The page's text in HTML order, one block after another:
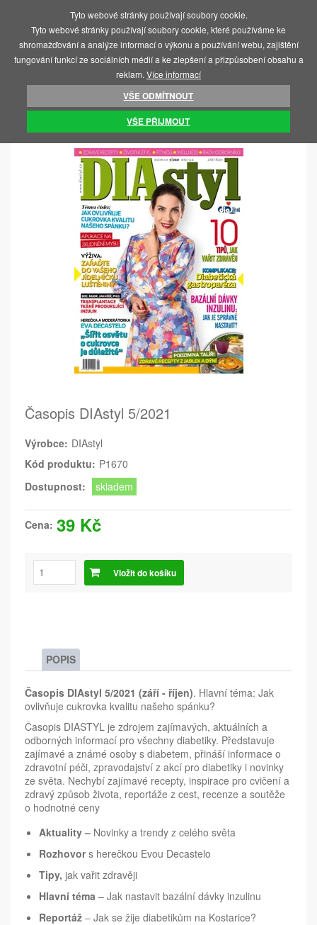
ÚVOD KNIHY A ČASOPISY ČASOPISY
Časopis DIAstyl 5/2021
Výrobce: DIAstyl
Kód produktu: P1670
Dostupnost:
skladem
Cena: 39 Kč
Vložit do košíku
POPIS
Časopis DIAstyl 5/2021 (září - říjen). Hlavní téma: Jak
ovlivňuje cukrovka kvalitu našeho spánku?
Časopis DIASTYL je zdrojem zajímavých, aktuálních a
odborných informací pro všechny diabetiky. Představuje
zajímavé a známé osoby s diabetem, přináší informace o
zdravotní péči, zpravodajství z akcí pro diabetiky i novinky
ze světa. Nechybí zajímavé recepty, inspirace pro cvičení a
zdravý způsob života, reportáže z cest, recenze a soutěže
o hodnotné ceny
Aktuality – Novinky a trendy z celého světa
Rozhovors herečkou Evou Decastelo
Tipy, jak vařit zdravěji
Hlavní téma – Jak nastavit bazální dávky inzulinu
Reportáž – Jak se žije diabetikům na Kostarice?
Tyto webové stránky používají soubory cookie.
Tyto webové stránky používají soubory cookie, které používáme ke
shromažďování a analýze informací o výkonu a používání webu, zajištění
fungování funkcí ze sociálních médií a ke zlepšení a přizpůsobení obsahu a
reklam. Více informací
VŠE ODMÍTNOUT
VŠE PŘIJMOUT